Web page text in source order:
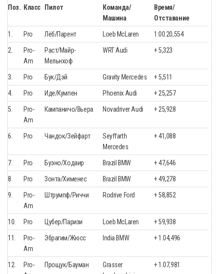
Поз. Класс Пилот
Команда/
Машина
Время/
Отставание
1. Pro Лёб/Парент Loeb McLaren 1:00.20,554
2.
Pro-
Am
Раст/Майр-
Мельнхоф
WRT Audi + 5,323
3. Pro Бук/Дэй Gravity Mercedes + 5,511
4. Pro Иде/Кумпен Phoenix Audi + 25,257
5.
Pro-
Am
Кампаничо/Вьера Novadriver Audi + 25,928
6. Pro Чандок/Зейфарт
Seyffarth
Mercedes
+ 41,088
7. Pro Буэно/Ходаир Brazil BMW + 47,646
8. Pro Зонта/Хименес Brazil BMW + 49,278
9.
Pro-
Am
Штрумпф/Риччи Rodrive Ford + 58,852
10. Pro Цубер/Паризи Loeb McLaren + 59,938
11.
Pro-
Am
Эбрагим/Жюсс India BMW + 1.04,496
12.
Pro-
Прощук/Бауман
Grasser
+ 1.07,981